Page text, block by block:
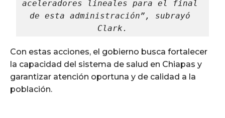
aceleradores lineales para el final
de esta administración”, subrayó
Clark.
Con estas acciones, el gobierno busca fortalecer
la capacidad del sistema de salud en Chiapas y
garantizar atención oportuna y de calidad a la
población.